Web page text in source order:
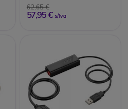
62,65 €
57,95 € s/Iva